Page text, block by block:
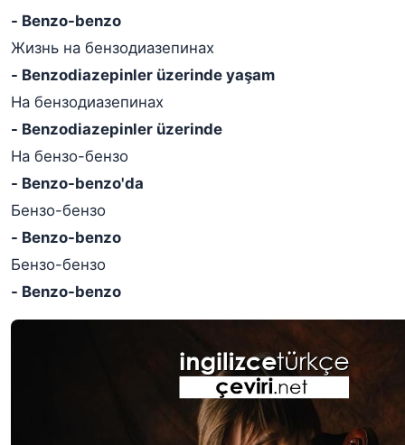
- Benzo-benzo
Жизнь на бензодиазепинах
- Benzodiazepinler üzerinde yaşam
На бензодиазепинах
- Benzodiazepinler üzerinde
На бензо-бензо
- Benzo-benzo'da
Бензо-бензо
- Benzo-benzo
Бензо-бензо
- Benzo-benzo